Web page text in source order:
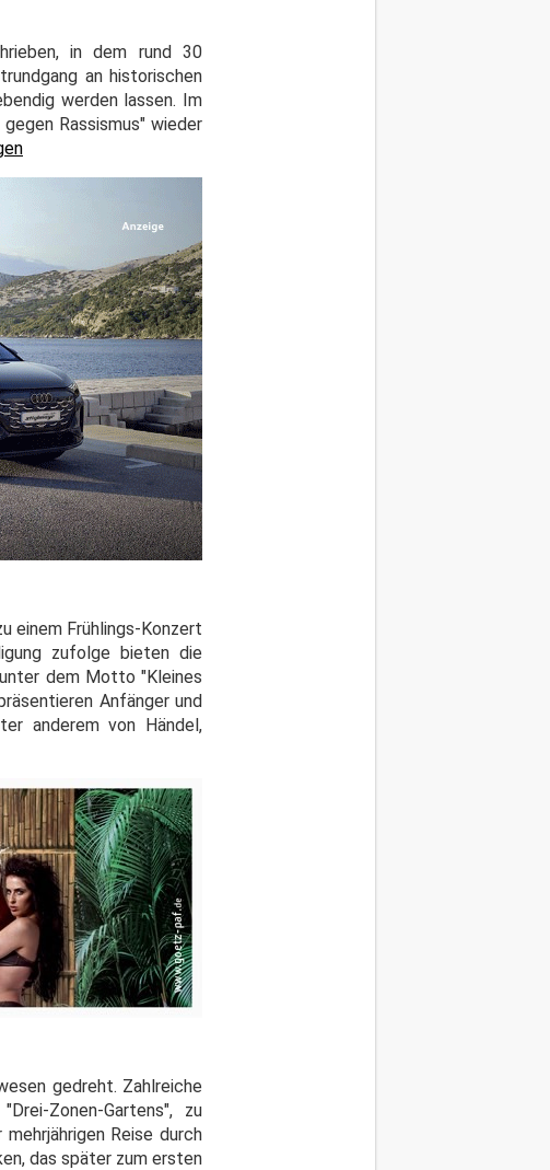
in dem rund 30
an historischen
werden lassen. Im
Rassismus" wieder
einem Frühlings-Konzert
zufolge bieten die
dem Motto "Kleines
Anfänger und
anderem von Händel,
gedreht. Zahlreiche
Zonen-Gartens", zu
Reise durch
das später zum ersten